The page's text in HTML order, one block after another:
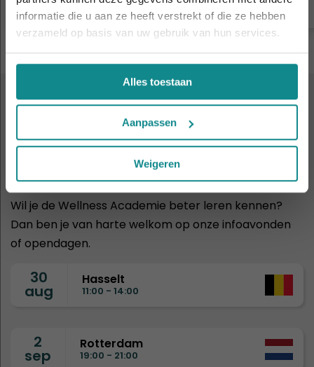
informatie die u aan ze heeft verstrekt of die ze hebben
verzameld op basis van uw gebruik van hun services.
Alles toestaan
Aanpassen
Weigeren
Volgende
infoavonden
Wil je de Wellness Academie beter leren kennen?
Dan ben je van harte welkom op onze infoavonden
of opendagen.
30
aug
Hasselt
11:00 - 14:00
2
sep
Rotterdam
19:00 - 21:00
Sluiten